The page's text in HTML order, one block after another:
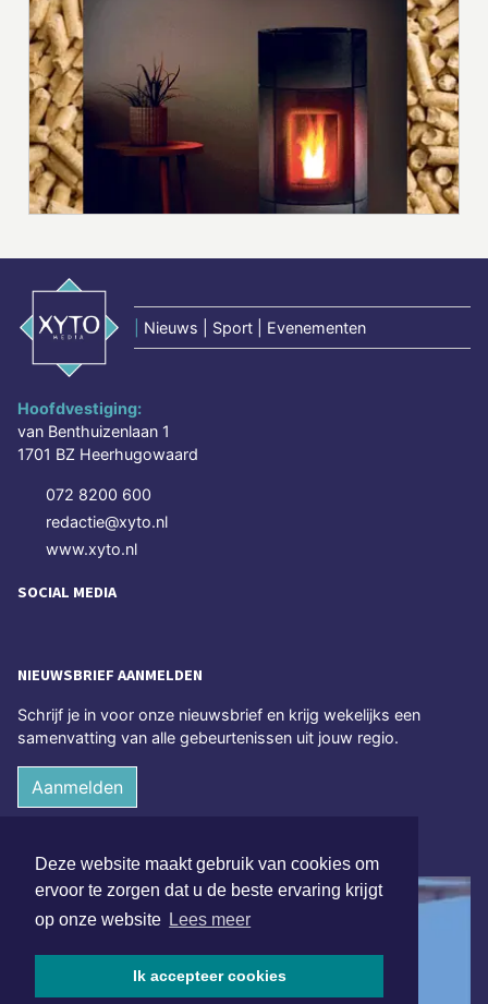
Deze website maakt gebruik van cookies om
ervoor te zorgen dat u de beste ervaring krijgt
op onze website Lees meer
Ik accepteer cookies
Nieuws | Sport | Evenementen
Hoofdvestiging:
van Benthuizenlaan 1
1701 BZ Heerhugowaard
072 8200 600
redactie@xyto.nl
www.xyto.nl
SOCIAL MEDIA
NIEUWSBRIEF AANMELDEN
Schrijf je in voor onze nieuwsbrief en krijg wekelijks een
samenvatting van alle gebeurtenissen uit jouw regio.
Aanmelden